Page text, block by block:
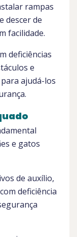
rampas
descer de
facilidade.
deficiências
e
ajudá-los
e gatos
de auxílio,
deficiência